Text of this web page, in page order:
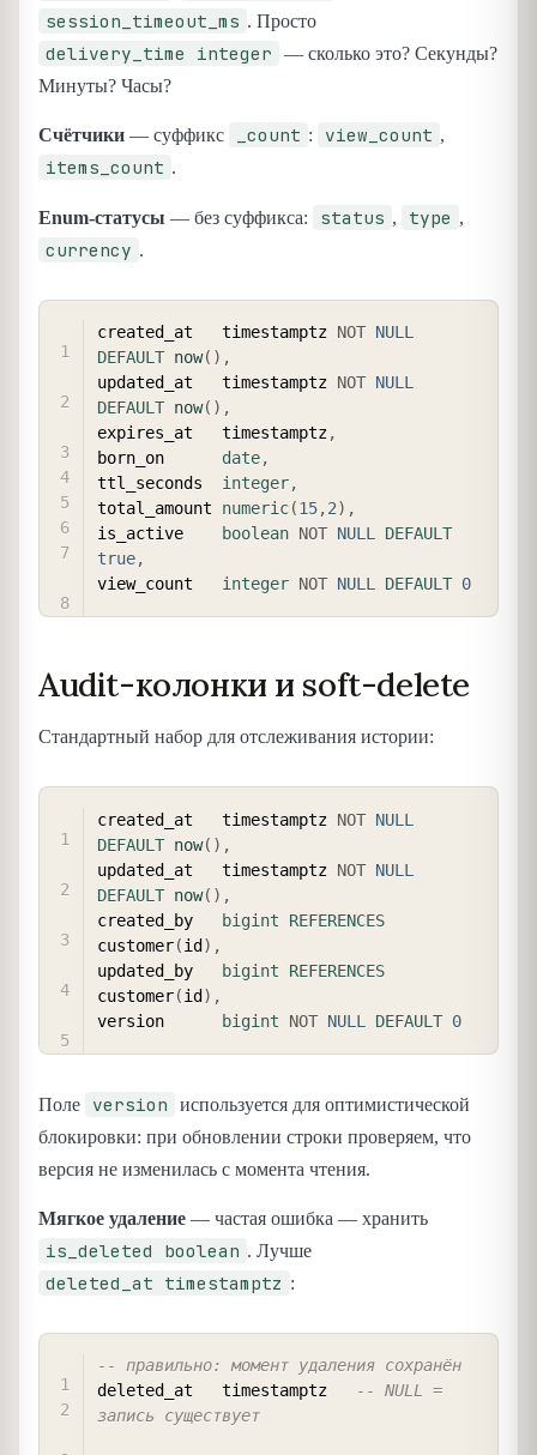
session_timeout_ms . Просто
delivery_time integer
— сколько это? Секунды?
Минуты? Часы?
Счётчики — суффикс _count : view_count ,
items_count .
Enum-статусы — без суффикса: status , type ,
currency .
created_at   timestamptz NOT NULL
DEFAULT now( ) ,
updated_at   timestamptz NOT NULL
DEFAULT now( ) ,
expires_at   timestamptz,
born_on date,
ttl_seconds integer,
total_amount numeric(15,2) ,
is_active
boolean NOT NULL
DEFAULT
true,
view_count integer NOT NULL DEFAULT 0
Audit-колонки и soft-delete
Стандартный набор для отслеживания истории:
created_at   timestamptz NOT NULL
DEFAULT now( ) ,
updated_at   timestamptz NOT NULL
DEFAULT now( ) ,
created_by bigint
REFERENCES
customer(id) ,
updated_by bigint
REFERENCES
customer(id) ,
version bigint NOT NULL DEFAULT 0
Поле version
используется для оптимистической
блокировки: при обновлении строки проверяем, что
версия не изменилась с момента чтения.
Мягкое удаление — частая ошибка — хранить
is_deleted boolean . Лучше
deleted_at timestamptz :
-- правильно: момент удаления сохранён
deleted_at   timestamptz
-- NULL =
запись существует
COPY